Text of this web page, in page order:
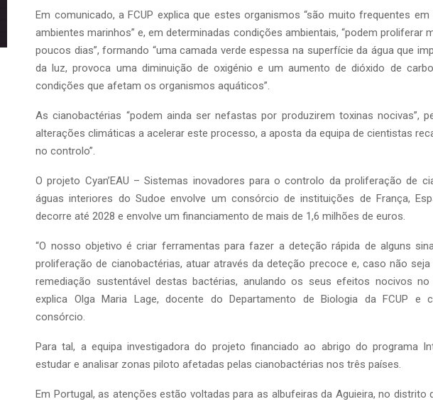
Em comunicado, a FCUP explica que estes organismos “são muito frequentes
ambientes marinhos” e, em determinadas condições ambientais, “podem proliferar
poucos dias”, formando “uma camada verde espessa na superfície da água que
da luz, provoca uma diminuição de oxigénio e um aumento de dióxido de
condições que afetam os organismos aquáticos”.
As cianobactérias “podem ainda ser nefastas por produzirem toxinas nocivas”,
alterações climáticas a acelerar este processo, a aposta da equipa de cientistas
no controlo”.
O projeto Cyan’EAU – Sistemas inovadores para o controlo da proliferação de
águas interiores do Sudoe envolve um consórcio de instituições de França,
decorre até 2028 e envolve um financiamento de mais de 1,6 milhões de euros.
“O nosso objetivo é criar ferramentas para fazer a deteção rápida de alguns
proliferação de cianobactérias, atuar através da deteção precoce e, caso não
remediação sustentável destas bactérias, anulando os seus efeitos nocivos no
explica Olga Maria Lage, docente do Departamento de Biologia da FCUP e
consórcio.
Para tal, a equipa investigadora do projeto financiado ao abrigo do programa
estudar e analisar zonas piloto afetadas pelas cianobactérias nos três países.
Em Portugal, as atenções estão voltadas para as albufeiras da Aguieira, no distrito